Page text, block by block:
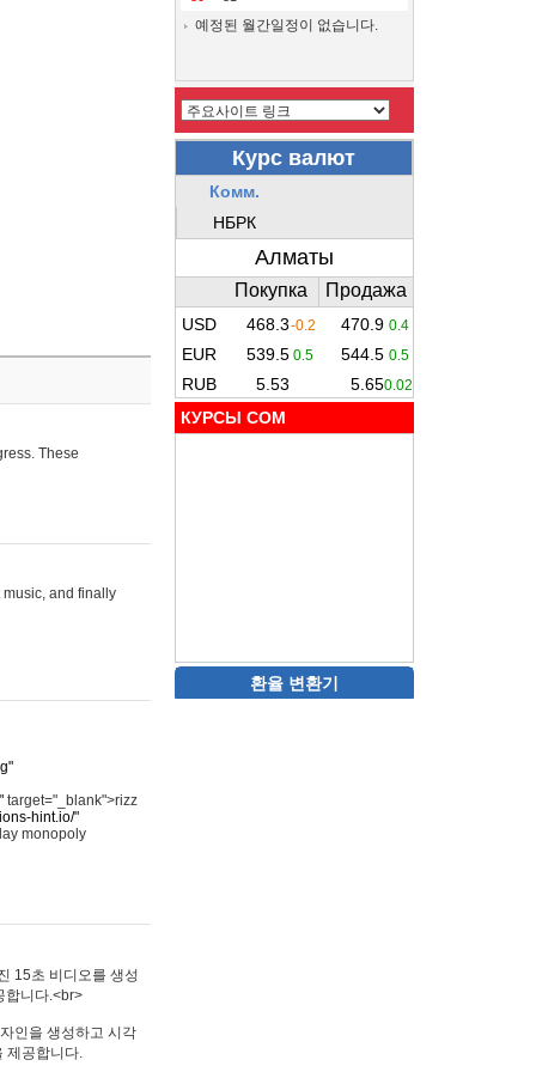
These
and finally
target="_blank">rizz
hint.io/"
monopoly
15초 비디오를 생성
합니다.<br>
인을 생성하고 시각
제공합니다.
예정된 월간일정이 없습니다.
КУРСЫ COM
환율 변환기